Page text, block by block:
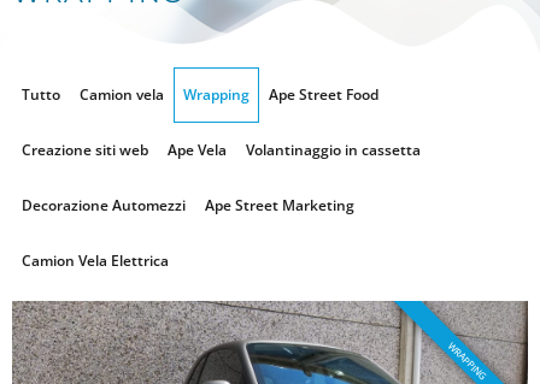
Tutto Camion vela Wrapping Ape Street Food
Creazione siti web Ape Vela Volantinaggio in cassetta
Decorazione Automezzi Ape Street Marketing
Camion Vela Elettrica
WRAPPING